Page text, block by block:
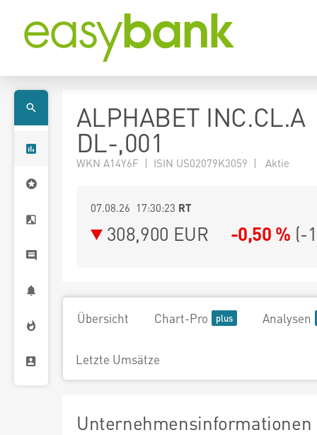
ALPHABET INC.CL.A
DL-,001
WKN A14Y6F | ISIN US02079K3059 | Aktie
07.08.26 17:30:23 RT
308,900 EUR -0,50 % (-
Übersicht Chart-Pro Analysen
Letzte Umsätze
Unternehmensinformationen